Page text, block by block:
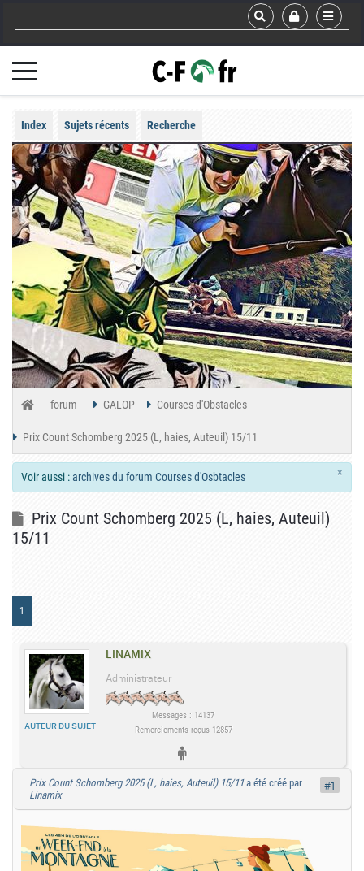
Index Sujets récents Recherche
forum GALOP Courses d'Obstacles
Prix Count Schomberg 2025 (L, haies, Auteuil) 15/11
×
Voir aussi :archives du forum Courses d'Osbtacles
Prix Count Schomberg 2025 (L, haies, Auteuil)
15/11
1
LINAMIX
AUTEUR DU SUJET
Administrateur
Messages : 14137
Remerciements reçus 12857
Prix Count Schomberg 2025 (L, haies, Auteuil) 15/11a été créé par
Linamix
#1